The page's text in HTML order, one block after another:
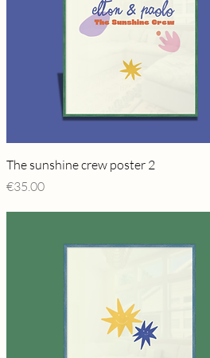
Quick View
The sunshine crew poster 2
Price
€35.00